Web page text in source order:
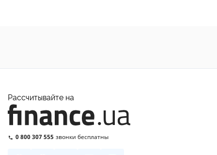
Рассчитывайте на
0 800 307 555 звонки бесплатны